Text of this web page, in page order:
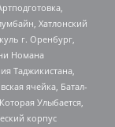
Хатлонский
г. Оренбург,
Номана
Таджикистана,
ячейка, Батал-
Улыбается,
корпус